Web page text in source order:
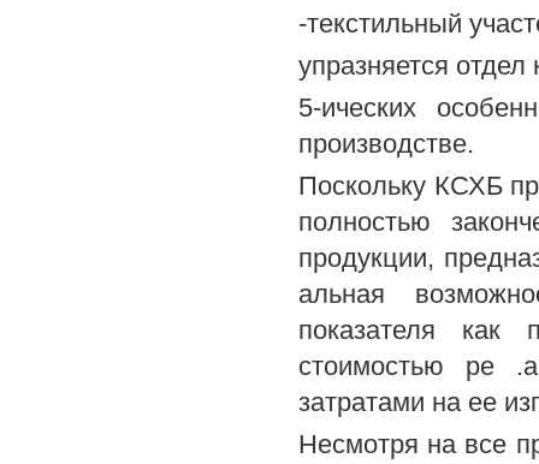
-текстильный
упразняется отдел
5-ических
производстве.
Поскольку КСХБ
полностью
продукции,
альная
показателя как
стоимостью ре
затратами на ее
Несмотря на все